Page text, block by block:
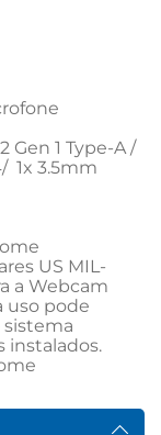
Gen 1 Type-A /
1x 3.5mm
US MIL-
a Webcam
uso pode
sistema
instalados.